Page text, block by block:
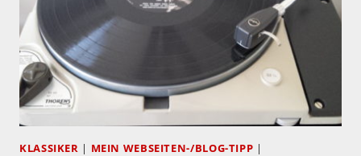
KLASSIKER | MEIN WEBSEITEN-/BLOG-TIPP |